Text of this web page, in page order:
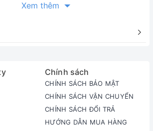
100% cotton.
Sử dụng giặt máy bình thường với nước lạnh.
Xem thêm
Chính sách
CHÍNH SÁCH BẢO MẬT
CHÍNH SÁCH VẬN CHUYỂN
CHÍNH SÁCH ĐỔI TRẢ
HƯỚNG DẪN MUA HÀNG